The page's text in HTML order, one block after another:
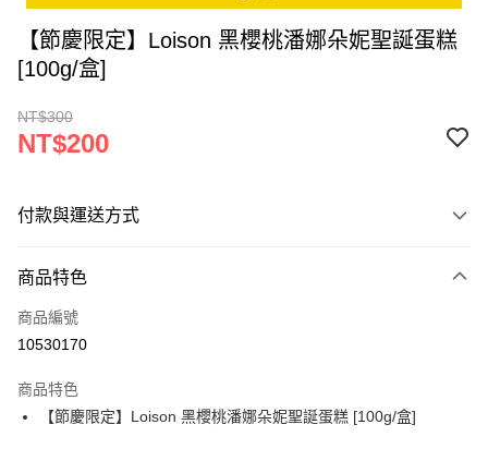
【節慶限定】Loison 黑櫻桃潘娜朵妮聖誕蛋糕
[100g/盒]
NT$300
NT$200
付款與運送方式
信用卡一次付款
超商取貨付款
Apple Pay
商品特色
商品編號
10530170
商品特色
【節慶限定】Loison 黑櫻桃潘娜朵妮聖誕蛋糕 [100g/盒]